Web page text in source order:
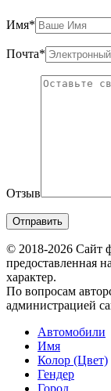
Имя*
Почта*
Отзыв
© 2018-2026 Сайт
предоставленная
характер.
По вопросам
администрацией
Автомобили
Имя
Колор (Цвет)
Гендер